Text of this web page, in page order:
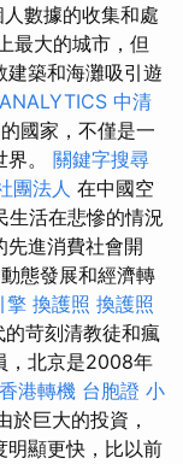
數據的收集和處
最大的城市，但
建築和海灘吸引遊
中清
國家，不僅是一
。 關鍵字搜尋
團法人 在中國空
活在悲慘的情況
先進消費社會開
態發展和經濟轉
擎 換護照 換護照
的苛刻清教徒和瘋
，北京是2008年
香港轉機 台胞證 小
於巨大的投資，
明顯更快，比以前